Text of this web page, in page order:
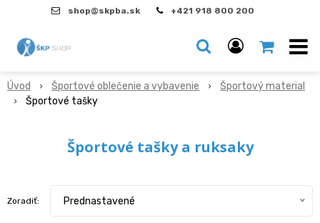
shop@skpba.sk +421 918 800 200
Úvod Športové oblečenie a vybavenie
Športový material
Športové tašky
Športové tašky a ruksaky
Zoradiť: Prednastavené